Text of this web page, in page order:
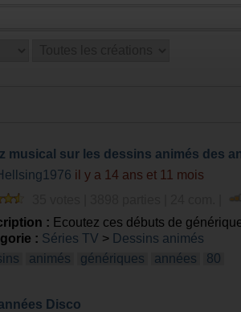
musical sur les dessins animés des
il y a 14 ans et 11 mois
: Ecoutez ces débuts de
: Séries TV > Dessins animés
animés génériques années 80
Disco